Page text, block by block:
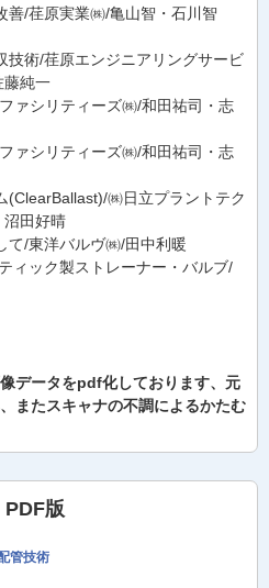
善/荏原実業㈱/亀山智・石川智
技術/荏原エンジニアリングサービ
藤純一
ァシリティーズ㈱/和田祐司・志
ァシリティーズ㈱/和田祐司・志
(ClearBallast)/㈱日立プラントテク
沼田好晴
て/東洋バルヴ㈱/田中利暖
ィック製ストレーナー・バルブ/
データをpdf化しております、元
またスキャナの不調によるかたむ
版
管技術